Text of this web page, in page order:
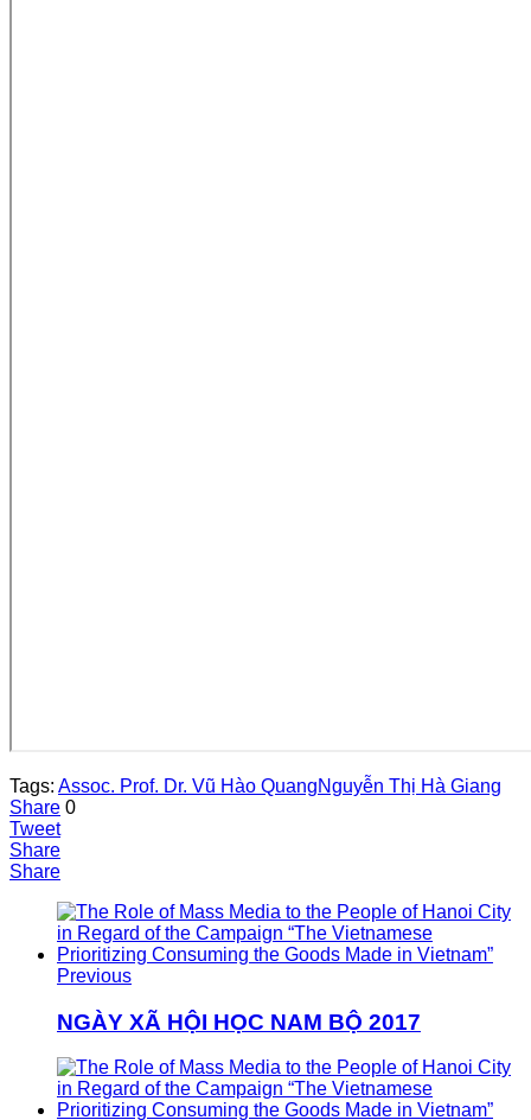
Tags: Assoc. Prof. Dr. Vũ Hào QuangNguyễn Thị Hà Giang
Share 0
Tweet
Share
Share
Previous
NGÀY XÃ HỘI HỌC NAM BỘ 2017